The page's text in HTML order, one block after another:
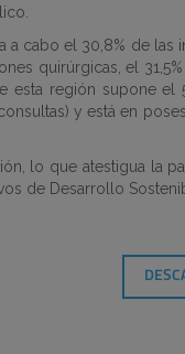
cabo el 30,8% de
quirúrgicas, el
esta región supone
y está en
lo que atestigua la
de Desarrollo